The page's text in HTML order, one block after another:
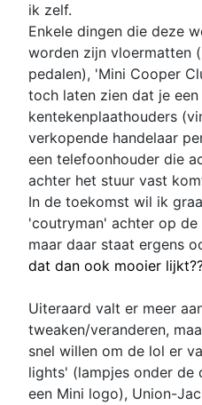
ik zelf.
Enkele dingen die deze
worden zijn vloermatten
pedalen), 'Mini Cooper
toch laten zien dat je
kentekenplaathouders
verkopende handelaar
een telefoonhouder die
achter het stuur vast
In de toekomst wil ik
'coutryman' achter op
maar daar staat ergens
dat dan ook mooier
Uiteraard valt er meer
tweaken/veranderen,
snel willen om de lol er
lights' (lampjes onder de
een Mini logo), Union-